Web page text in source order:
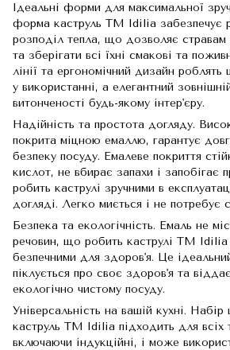
Ідеальні форми для максимальної
форма каструль TM Idilia забезпечує
розподіл тепла, що дозволяє стравам
та зберігати всі їхні смакові та
лінії та ергономічний дизайн роблять
у використанні, а елегантний
витонченості будь-якому інтер'єру.
Надійність та простота догляду.
покрита міцною емаллю, гарантує
безпеку посуду. Емалеве покриття
кислот, не вбирає запахи і запобігає
робить каструлі зручними в
догляді. Легко миється і не потребує
Безпека та екологічність. Емаль не
речовин, що робить каструлі TM
безпечними для здоров'я. Це
піклується про своє здоров'я та
екологічно чистому посуду.
Універсальність на вашій кухні. Набір
каструль TM Idilia підходить для всіх
включаючи індукційні, і може